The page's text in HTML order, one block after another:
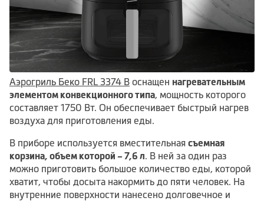
Аэрогриль Беко FRL 3374 B оснащен нагревательным
элементом конвекционного типа, мощность которого
составляет 1750 Вт. Он обеспечивает быстрый нагрев
воздуха для приготовления еды.
В приборе используется вместительная съемная
корзина, объем которой – 7,6 л. В ней за один раз
можно приготовить большое количество еды, которой
хватит, чтобы досыта накормить до пяти человек. На
внутренние поверхности нанесено долговечное и